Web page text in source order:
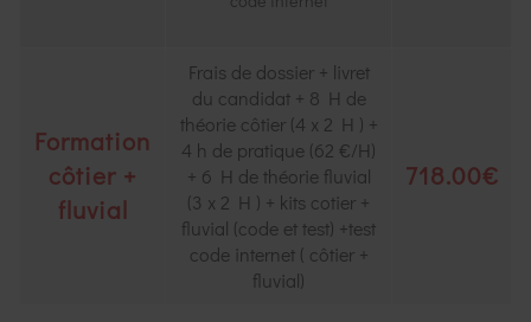
Formation
côtier +
fluvial
Frais de dossier + livret
du candidat + 8 H de
théorie côtier (4 x 2 H ) +
4 h de pratique (62 €/H)
+ 6 H de théorie fluvial
(3 x 2 H ) + kits cotier +
fluvial (code et test) +test
code internet ( côtier +
fluvial)
718.00€